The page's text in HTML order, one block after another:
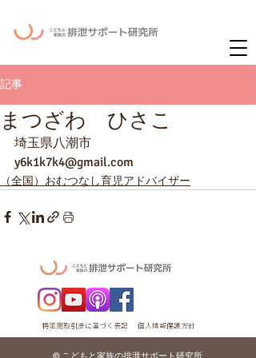
記事
まつざわ ひさこ
埼玉県八潮市
y6k1k7k4@gmail.com
（全国）おむつなし育児アドバイザー
特定商取引法に基づく表記 個人情報保護方針